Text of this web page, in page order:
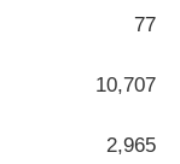
77
10,707
2,965